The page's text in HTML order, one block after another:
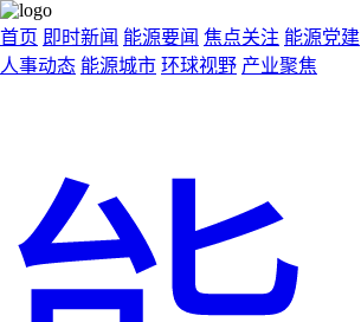
首页 即时新闻 能源要闻 焦点关注 能源党建
人事动态 能源城市 环球视野 产业聚焦